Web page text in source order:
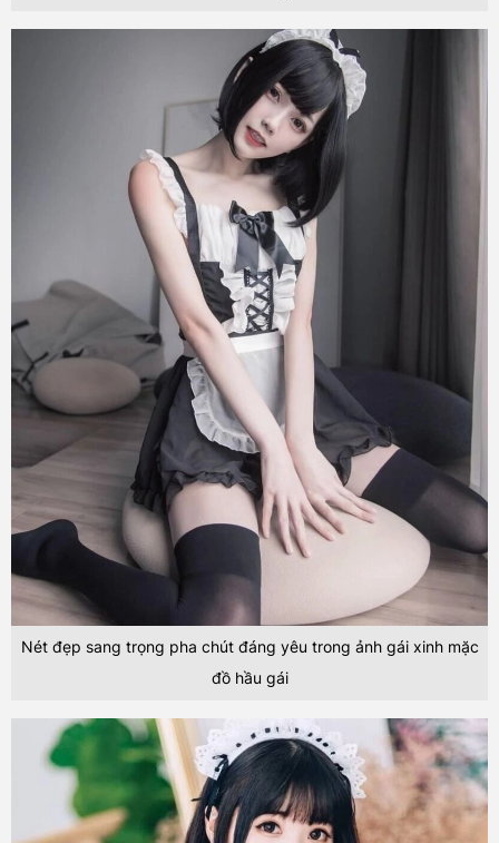
Nét đẹp sang trọng pha chút đáng yêu trong ảnh gái xinh mặc
đồ hầu gái